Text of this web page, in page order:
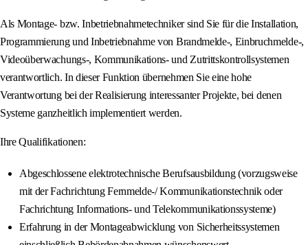
Als Montage- bzw. Inbetriebnahmetechniker sind Sie für die Installation,
Programmierung und Inbetriebnahme von Brandmelde-, Einbruchmelde-,
Videoüberwachungs-, Kommunikations- und Zutrittskontrollsystemen
verantwortlich. In dieser Funktion übernehmen Sie eine hohe
Verantwortung bei der Realisierung interessanter Projekte, bei denen
Systeme ganzheitlich implementiert werden.
Ihre Qualifikationen:
Abgeschlossene elektrotechnische Berufsausbildung (vorzugsweise
mit der Fachrichtung Fernmelde-/ Kommunikationstechnik oder
Fachrichtung Informations- und Telekommunikationssysteme)
Erfahrung in der Montageabwicklung von Sicherheitssystemen